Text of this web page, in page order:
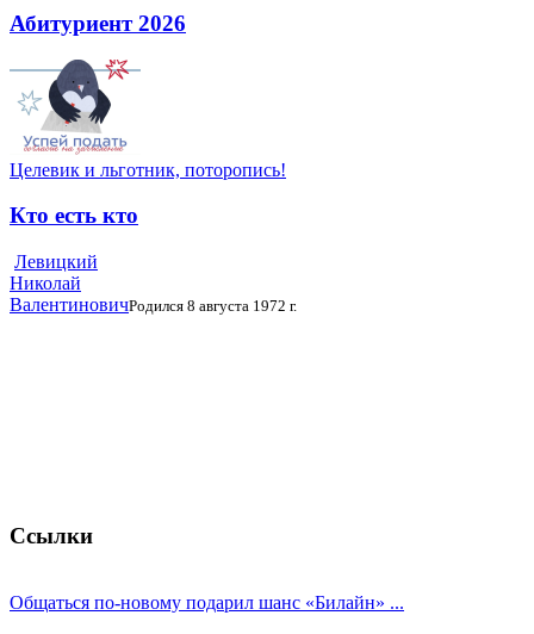
Абитуриент 2026
Целевик и льготник, поторопись!
Кто есть кто
Левицкий
Николай
ВалентиновичРодился 8 августа 1972 г.
Ссылки
Общаться по-новому подарил шанс «Билайн» ...